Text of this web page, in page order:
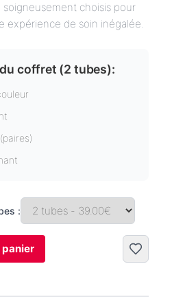
soigneusement choisis pour
expérience de soin inégalée.
coffret (2 tubes):
: